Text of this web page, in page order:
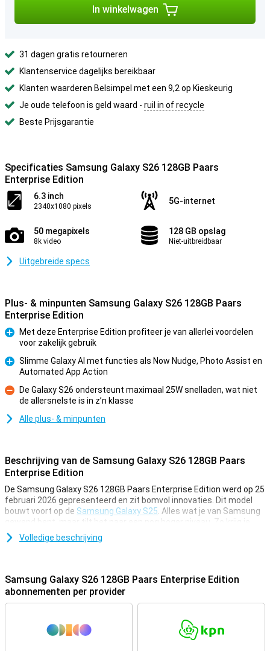
In winkelwagen
31 dagen gratis retourneren
Klantenservice dagelijks bereikbaar
Klanten waarderen Belsimpel met een 9,2 op Kieskeurig
Je oude telefoon is geld waard - ruil in of recycle
Beste Prijsgarantie
Specificaties Samsung Galaxy S26 128GB Paars
Enterprise Edition
6.3 inch
2340x1080 pixels
5G-internet
50 megapixels
8k video
128 GB opslag
Niet-uitbreidbaar
Uitgebreide specs
Plus- & minpunten Samsung Galaxy S26 128GB Paars
Enterprise Edition
Pluspunt
Met deze Enterprise Edition profiteer je van allerlei voordelen
voor zakelijk gebruik
Pluspunt
Slimme Galaxy AI met functies als Now Nudge, Photo Assist en
Automated App Action
Minpunt
De Galaxy S26 ondersteunt maximaal 25W snelladen, wat niet
de allersnelste is in z’n klasse
Alle plus- & minpunten
Beschrijving van de Samsung Galaxy S26 128GB Paars
Enterprise Edition
De Samsung Galaxy S26 128GB Paars Enterprise Edition werd op 25
februari 2026 gepresenteerd en zit bomvol innovaties. Dit model
bouwt voort op de Samsung Galaxy S25 . Alles wat je van Samsung
gewend bent, maar tilt het naar een nog hoger niveau. Zo krijg je
een supersnel toestel met de Exynos 2600-chip, slimme Galaxy AI-
functies en een prachtige 50MP-hoofdcamera. Je kijkt je ogen uit
houdt van fotograferen, multitasken of gewoon op zoek bent naar
een betrouwbare smartphone voor de lange termijn: met de Galaxy
S26 zit je goed. Dit toestel is namelijk niet alleen snel en krachtig,
Volledige beschrijving
Samsung Galaxy S26 128GB Paars Enterprise Edition
abonnementen per provider